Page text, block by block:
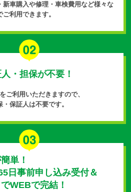
新車購入や修理・車検費用など様々な
ご利用できます。
・担保が不要！
ご利用いただきますので、
・保証人は不要です。
単！
日事前申し込み受付＆
WEBで完結！